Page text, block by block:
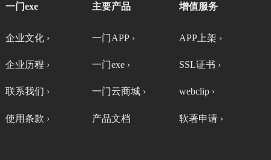
一门exe
企业文化 ›
企业历程 ›
联系我们 ›
使用条款 ›
主要产品
一门APP ›
一门exe ›
一门云商城 ›
产品文档
增值服务
APP上架 ›
SSL证书 ›
webclip ›
软著申请 ›